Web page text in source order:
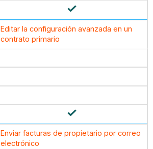
Editar la configuración avanzada en un
contrato primario
Enviar facturas de propietario por correo
electrónico